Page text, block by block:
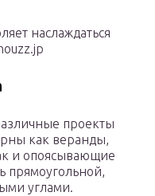
наслаждаться
проекты
как веранды,
и опоясывающие
прямоугольной,
углами.